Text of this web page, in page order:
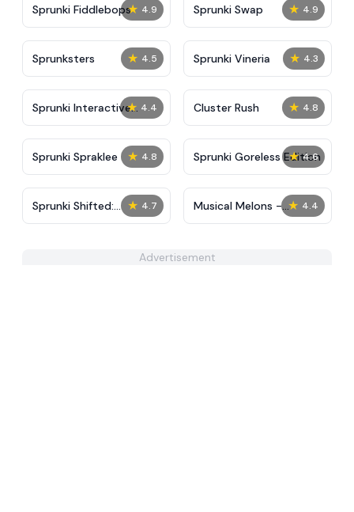
★ 4.9
Sprunki Fiddlebops ★ 4.9
Sprunki Swap
★ 4.5
Sprunksters ★ 4.3
Sprunki Vineria
★ 4.4
Sprunki Interactive
Tunner
★ 4.8
Cluster Rush
★ 4.8
Sprunki Spraklee ★ 4.6
Sprunki Goreless Edition
★ 4.7
Sprunki Shifted:
Partners in Carnage
★ 4.4
Musical Melons -
MelonBox V1
Advertisement